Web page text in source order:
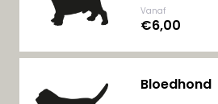
Vanaf
€6,00
Bloedhond